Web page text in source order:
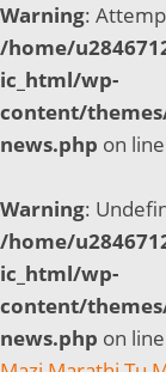
Warning:
/home/
ic_html/wp-
content/
news.php on line
Warning:
/home/
ic_html/wp-
content/
news.php on line